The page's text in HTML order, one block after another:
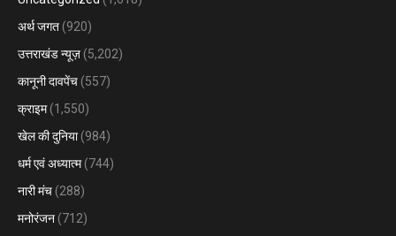
अर्थ जगत (920)
उत्तराखंड न्यूज़ (5,202)
कानूनी दावपेंच (557)
क्राइम(1,550)
खेल की दुनिया(984)
धर्म एवं अध्यात्म(744)
नारी मंच (288)
मनोरंजन (712)